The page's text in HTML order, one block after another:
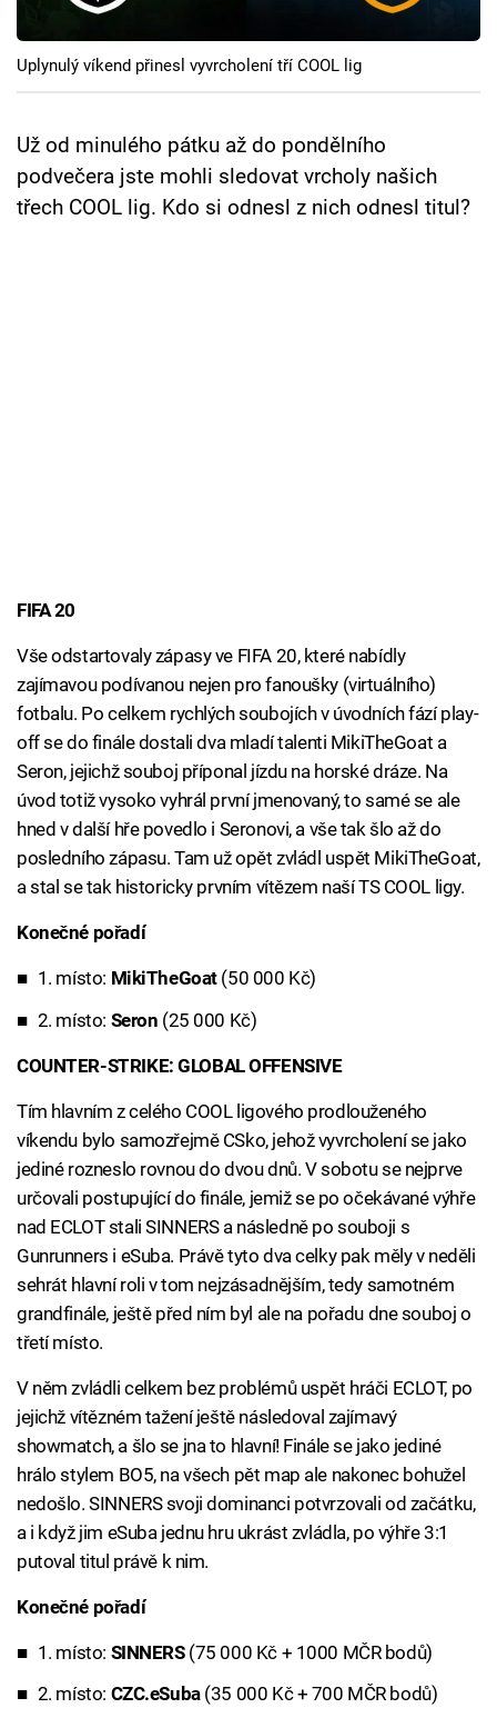
Cool Esport
Pořady
TV Program
Sledujte prima+
Uplynulý víkend přinesl vyvrcholení tří COOL lig
Už od minulého pátku až do pondělního
podvečera jste mohli sledovat vrcholy našich
třech COOL lig. Kdo si odnesl z nich odnesl titul?
FIFA 20
Vše odstartovaly zápasy ve FIFA 20, které nabídly
zajímavou podívanou nejen pro fanoušky (virtuálního)
fotbalu. Po celkem rychlých soubojích v úvodních fází play-
off se do finále dostali dva mladí talenti MikiTheGoat a
Seron, jejichž souboj příponal jízdu na horské dráze. Na
úvod totiž vysoko vyhrál první jmenovaný, to samé se ale
hned v další hře povedlo i Seronovi, a vše tak šlo až do
posledního zápasu. Tam už opět zvládl uspět MikiTheGoat,
a stal se tak historicky prvním vítězem naší TS COOL ligy.
Konečné pořadí
1. místo: MikiTheGoat (50 000 Kč)
2. místo: Seron (25 000 Kč)
COUNTER-STRIKE: GLOBAL OFFENSIVE
Tím hlavním z celého COOL ligového prodlouženého
víkendu bylo samozřejmě CSko, jehož vyvrcholení se jako
jediné rozneslo rovnou do dvou dnů. V sobotu se nejprve
určovali postupující do finále, jemiž se po očekávané výhře
nad ECLOT stali SINNERS a následně po souboji s
Gunrunners i eSuba. Právě tyto dva celky pak měly v neděli
sehrát hlavní roli v tom nejzásadnějším, tedy samotném
grandfinále, ještě před ním byl ale na pořadu dne souboj o
třetí místo.
V něm zvládli celkem bez problémů uspět hráči ECLOT, po
jejichž vítězném tažení ještě následoval zajímavý
showmatch, a šlo se jna to hlavní! Finále se jako jediné
hrálo stylem BO5, na všech pět map ale nakonec bohužel
nedošlo. SINNERS svoji dominanci potvrzovali od začátku,
a i když jim eSuba jednu hru ukrást zvládla, po výhře 3:1
putoval titul právě k nim.
Konečné pořadí
1. místo: SINNERS (75 000 Kč + 1000 MČR bodů)
2. místo: CZC.eSuba(35 000 Kč + 700 MČR bodů)